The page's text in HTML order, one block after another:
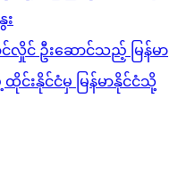
း
လှိုင် ဦးဆောင်သည့် မြန်မာ
းနိုင်ငံမှ မြန်မာနိုင်ငံသို့